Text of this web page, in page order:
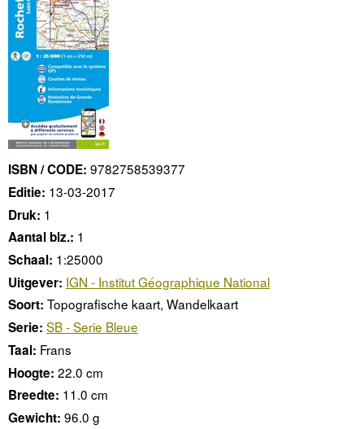
ISBN / CODE: 9782758539377
Editie: 13-03-2017
Druk: 1
Aantal blz.: 1
Schaal: 1:25000
Uitgever: IGN - Institut Géographique National
Soort: Topografische kaart, Wandelkaart
Serie: SB - Serie Bleue
Taal: Frans
Hoogte: 22.0 cm
Breedte: 11.0 cm
Gewicht: 96.0 g